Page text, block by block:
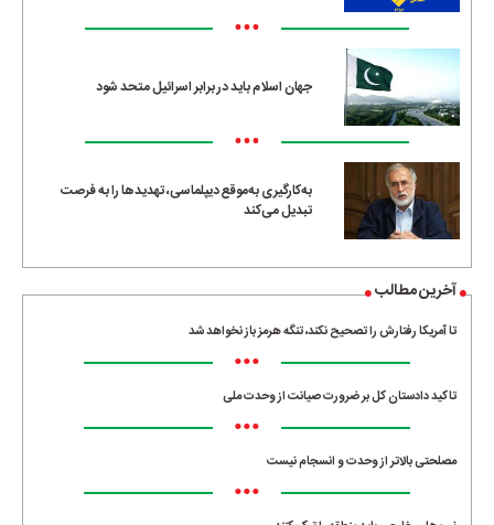
•••
جهان اسلام باید در برابر اسرائیل متحد شود
•••
به‌کارگیری به‌موقع دیپلماسی، تهدیدها را به فرصت
تبدیل می‌کند
آخرین مطالب
تا آمریکا رفتارش را تصحیح نکند، تنگه هرمز باز نخواهد شد
•••
تاکید دادستان کل بر ضرورت صیانت از وحدت ملی
•••
مصلحتی بالاتر از وحدت و انسجام نیست
•••